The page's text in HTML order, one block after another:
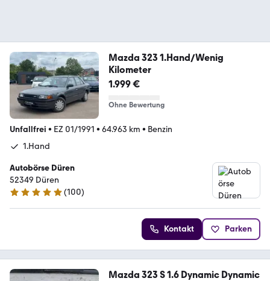
Mazda 323 1.Hand/Wenig
Kilometer
1.999 €
Ohne Bewertung
Unfallfrei • EZ 01/1991 • 64.963 km • Benzin
1.Hand
Autobörse Düren
52349 Düren
5 Sterne
(100)
Kontakt Parken
Mazda 323 S 1.6 Dynamic Dynamic